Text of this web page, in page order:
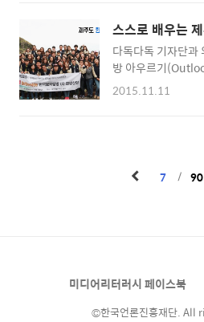
제목처럼 좀 더 쉽
자신문을 읽어나
자분들이 영자신..
으로 등단을 했습
을 선보이고 있으며
들을 가르치고 있
2005년 소설 ‘몽고
을 수상했습니다.
로 자신의 독서인
스스로 배우는
다독다독 기자단과
방 아우르기
니다! 지난여름 보
한민국에서 가장
기 단원들의 마지
우르기, 친친은 10
도움 없이 제주도 곳
2015.11.11
7 90
미디어리터러시 페이스북
©한국언론진흥재단. All